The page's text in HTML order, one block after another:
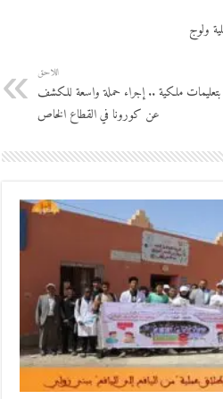
ولوج
اللاحق
بتعليمات ملكية .. إجراء حملة واسعة للكشف
عن كورونا في القطاع الخاص